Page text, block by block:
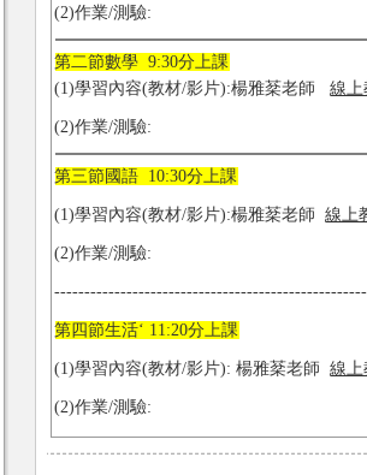
(2)作業/測驗:
第二節數學 9:30分上課
(1)學習內容(教材/影片):楊雅棻老師線上
(2)作業/測驗:
第三節國語 10:30分上課
(1)學習內容(教材/影片):楊雅棻老師線上
(2)作業/測驗:
第四節生活‘ 11:20分上課
(1)學習內容(教材/影片): 楊雅棻老師線上
(2)作業/測驗: